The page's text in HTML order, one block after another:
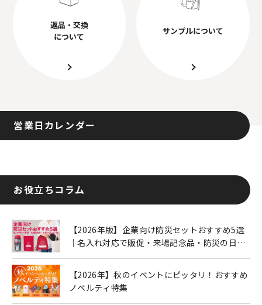
返品・交換
について
サンプルについて
営業日カレンダー
お役立ちコラム
【2026年版】企業向け防災セットおすすめ5選
｜名入れ対応で販促・来場記念品・防災の日に
【2026年】秋のイベントにピッタリ！おすすめ
ノベルティ特集